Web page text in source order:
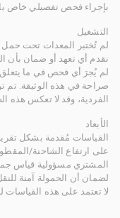
بإجراء فحص تفصيلي خاص
التشغيل
لم تُختبر المعدات تحت
نقدم أي تعهد أو ضمان بأن
لم يُجرَ أي فحص في ما
صراحة في هذه الوثيقة. تم
الفردية، وقد لا تعكس هذه
الأبعاد
القياسات مُقدمة بشكل
على ارتفاع الشاحنة/
المشتري مسؤولية قياس
لضمان أن الحمولة آمنة
لا تعتمد على هذه القياسات